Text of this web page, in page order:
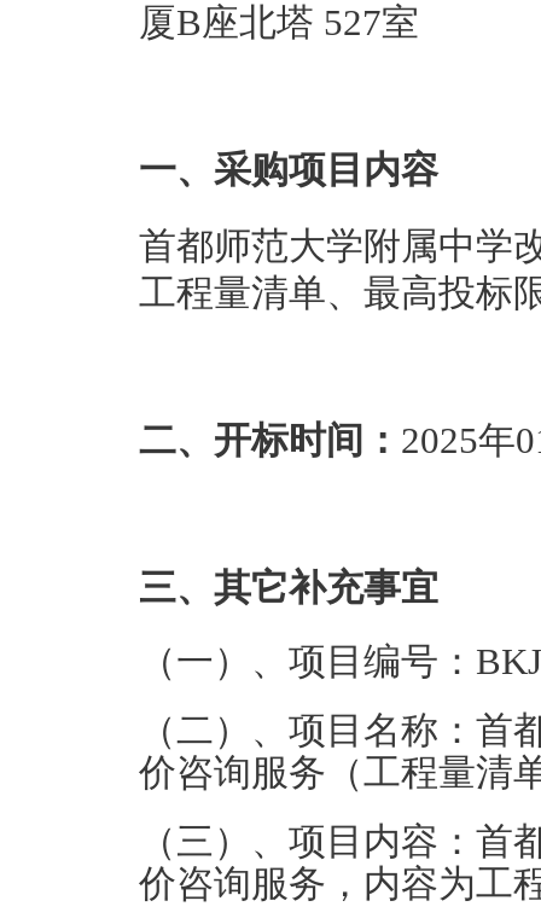
厦B座北塔 527室
一、采购项目内容
首都师范大学附属中学
工程量清单、最高投标
二、开标时间： 2025年
三、其它补充事宜
（一）、项目编号：
（二）、项目名称：
价咨询服务（工程量清
（三）、项目内容：
价咨询服务，内容为工